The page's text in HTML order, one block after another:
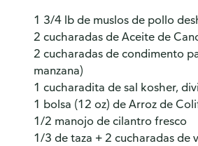
1 3/4 lb de muslos de pollo
2 cucharadas de Aceite de
2 cucharadas de condimento
manzana)
1 cucharadita de sal kosher,
1 bolsa (12 oz) de Arroz de
1/2 manojo de cilantro fresco
1/3 de taza + 2 cucharadas de